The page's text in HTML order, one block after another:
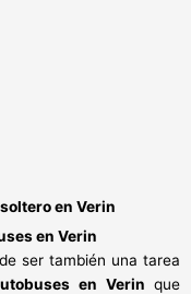
en Verin
en Verin
ser también una tarea
en Verinque